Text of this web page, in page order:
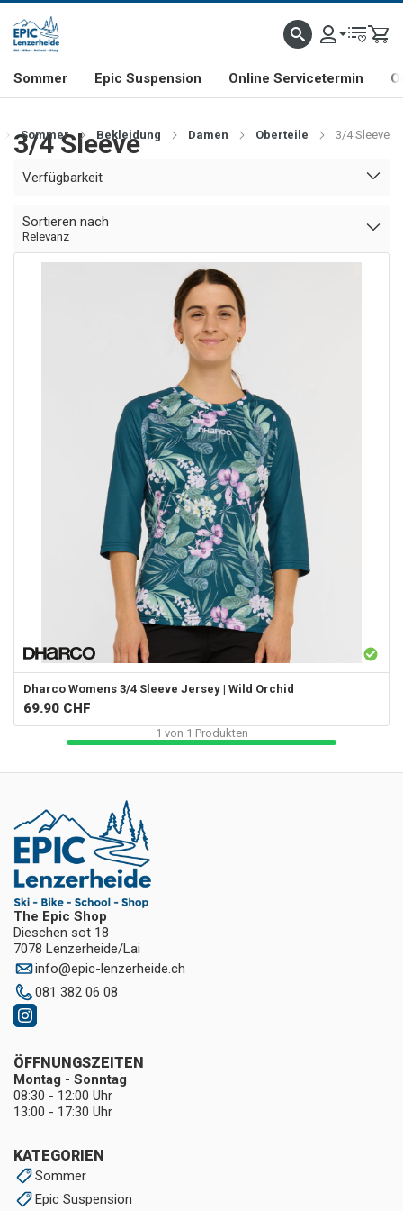
& FREERIDE-SPEZIALIST SCHWEIZER FIRMA SHOP & SHOWROOM IN
Sommer Epic Suspension Online Servicetermin
Sommer Bekleidung Damen Oberteile 3/4 Sleeve
3/4 Sleeve
Verfügbarkeit
Sortieren nach
Relevanz
Dharco Womens 3/4 Sleeve Jersey | Wild Orchid
69.90 CHF
1 von 1 Produkten
The Epic Shop
Dieschen sot 18
7078 Lenzerheide/Lai
info@epic-lenzerheide.ch
081 382 06 08
KATEGORIEN
Sommer
Epic Suspension
ÖFFNUNGSZEITEN
Montag - Sonntag
08:30 - 12:00 Uhr
13:00 - 17:30 Uhr